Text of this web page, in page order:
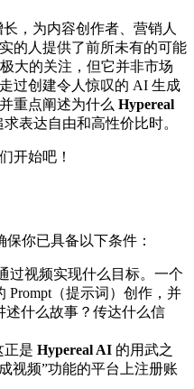
，为内容创作者、营销人
的人提供了前所未有的可能
大的关注，但它并非市场
过创建令人惊叹的 AI 生成
重点阐述为什么 Hypereal
表达自由和高性价比时。
开始吧！
你已具备以下条件：
过视频实现什么目标。一个
Prompt（提示词）创作，并
述什么故事？传达什么信
正是 Hypereal AI 的用武之
视频”功能的平台上注册账